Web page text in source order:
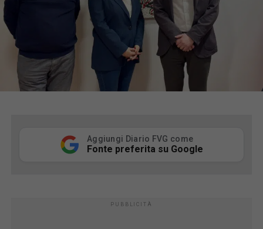
Aggiungi Diario FVG come
Fonte preferita su Google